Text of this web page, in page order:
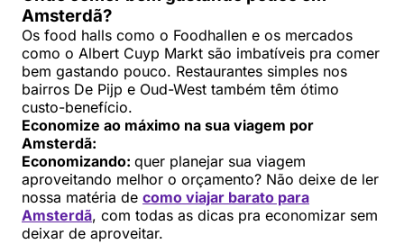
Amsterdã?
Os food halls como o Foodhallen e os mercados
como o Albert Cuyp Markt são imbatíveis pra comer
bem gastando pouco. Restaurantes simples nos
bairros De Pijp e Oud-West também têm ótimo
custo-benefício.
Economize ao máximo na sua viagem por
Amsterdã:
Economizando: quer planejar sua viagem
aproveitando melhor o orçamento? Não deixe de ler
nossa matéria de como viajar barato para
Amsterdã, com todas as dicas pra economizar sem
deixar de aproveitar.